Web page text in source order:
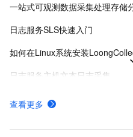
一站式可观测数据采集处理存储
日志服务SLS快速入门
如何在Linux系统安装
日志服务主机文本日志采集
日志服务各地域接入地址-日志服
查看更多